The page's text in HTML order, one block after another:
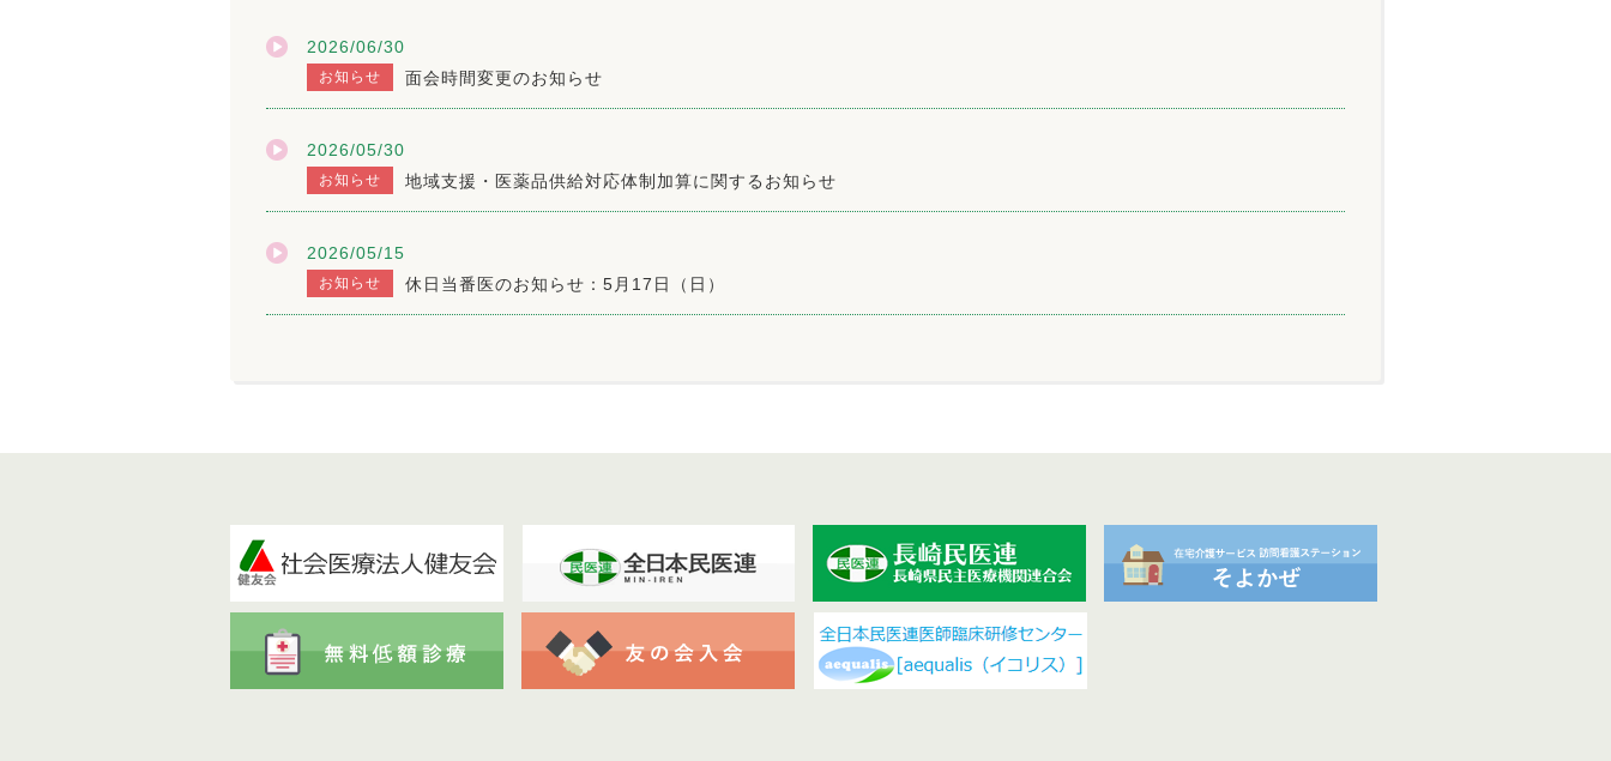
2026/06/30
お知らせ 面会時間変更のお知らせ
2026/05/30
お知らせ 地域支援・医薬品供給対応体制加算に関するお知らせ
2026/05/15
お知らせ 休日当番医のお知らせ：5月17日（日）